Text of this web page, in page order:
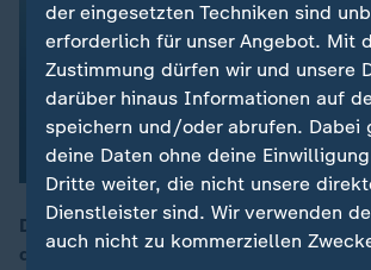
Das aktuelle Politbarometer zeigt, dass
der Deutschen mit der Arbeit der
der eingesetzten Techniken sind
erforderlich für unser Angebot. Mit
Zustimmung dürfen wir und unsere
darüber hinaus Informationen auf
speichern und/oder abrufen. Dabei
deine Daten ohne deine
Dritte weiter, die nicht unsere
Dienstleister sind. Wir verwenden
auch nicht zu kommerziellen